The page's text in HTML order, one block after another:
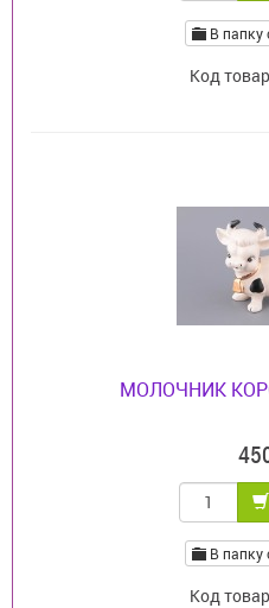
В папку
Код
МОЛОЧНИК
В папку
Код